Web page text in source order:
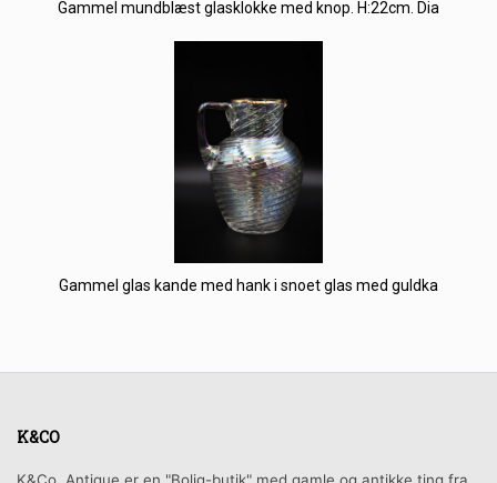
Gammel mundblæst glasklokke med knop. H:22cm. Dia
Gammel glas kande med hank i snoet glas med guldka
K&CO